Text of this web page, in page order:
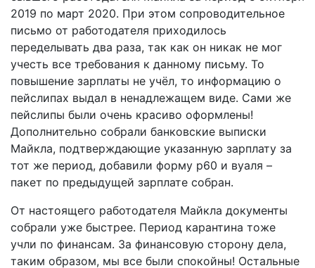
2019 по март 2020. При этом сопроводительное
письмо от работодателя приходилось
переделывать два раза, так как он никак не мог
учесть все требования к данному письму. То
повышение зарплаты не учёл, то информацию о
пейслипах выдал в ненадлежащем виде. Сами же
пейслипы были очень красиво оформлены!
Дополнительно собрали банковские выписки
Майкла, подтверждающие указанную зарплату за
тот же период, добавили форму p60 и вуаля –
пакет по предыдущей зарплате собран.
От настоящего работодателя Майкла документы
собрали уже быстрее. Период карантина тоже
учли по финансам. За финансовую сторону дела,
таким образом, мы все были спокойны! Остальные